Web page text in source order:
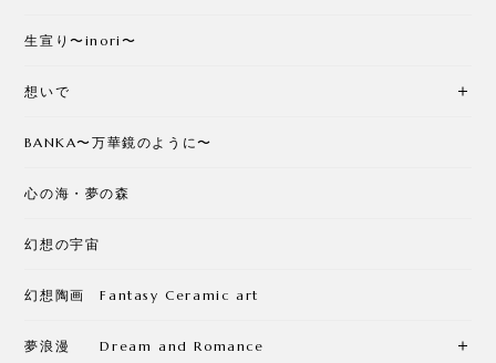
生宣り〜inori〜
想いで
BANKA〜万華鏡のように〜
心の海・夢の森
幻想の宇宙
幻想陶画 Fantasy Ceramic art
夢浪漫 Dream and Romance